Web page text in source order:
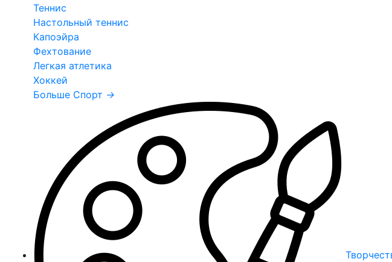
Теннис
Настольный теннис
Капоэйра
Фехтование
Легкая атлетика
Хоккей
Больше Спорт →